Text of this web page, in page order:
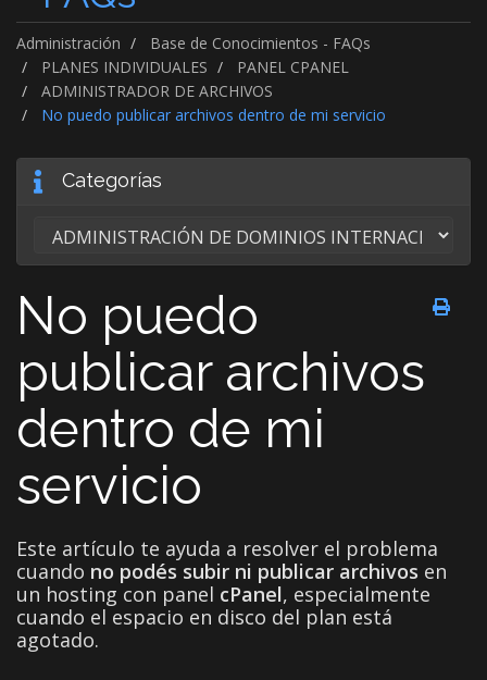
Administración
Base de Conocimientos - FAQs
PLANES INDIVIDUALES
PANEL CPANEL
ADMINISTRADOR DE ARCHIVOS
No puedo publicar archivos dentro de mi servicio
Categorías
No puedo
publicar archivos
dentro de mi
servicio
Este artículo te ayuda a resolver el problema
cuando no podés subir ni publicar archivos en
un hosting con panel cPanel, especialmente
cuando el espacio en disco del plan está
agotado.